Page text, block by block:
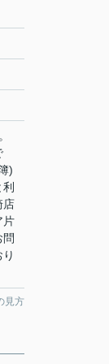
)
店
片
見方